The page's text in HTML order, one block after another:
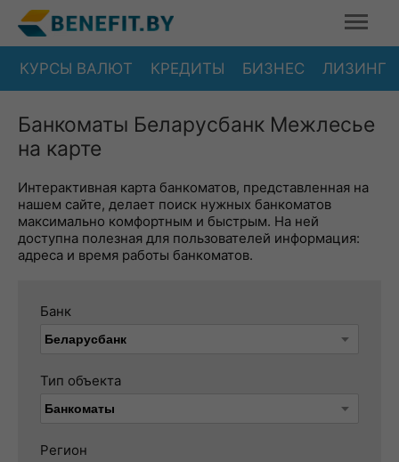
КУРСЫ ВАЛЮТ КРЕДИТЫ БИЗНЕС ЛИЗИНГ
Банкоматы Беларусбанк Межлесье
на карте
Интерактивная карта банкоматов, представленная на
нашем сайте, делает поиск нужных банкоматов
максимально комфортным и быстрым. На ней
доступна полезная для пользователей информация:
адреса и время работы банкоматов.
Банк
Тип объекта
Регион